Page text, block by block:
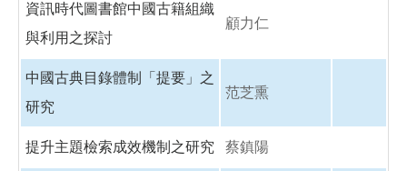
資訊時代圖書館中國古籍組織
與利用之探討
顧力仁
中國古典目錄體制「提要」之
研究
范芝熏
提升主題檢索成效機制之研究 蔡鎮陽